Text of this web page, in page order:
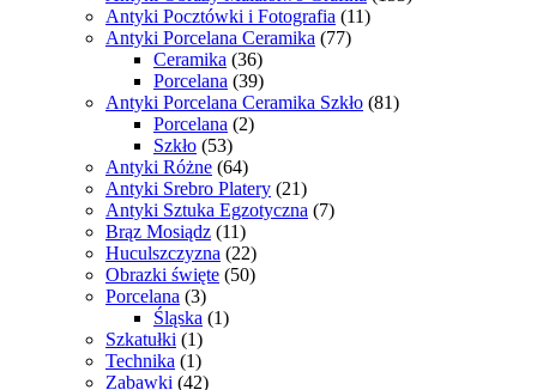
Antyki Pocztówki i Fotografia (11)
Antyki Porcelana Ceramika (77)
Ceramika (36)
Porcelana (39)
Antyki Porcelana Ceramika Szkło (81)
Porcelana (2)
Szkło (53)
Antyki Różne (64)
Antyki Srebro Platery (21)
Antyki Sztuka Egzotyczna (7)
Brąz Mosiądz (11)
Huculszczyzna (22)
Obrazki święte (50)
Porcelana (3)
Śląska (1)
Szkatułki (1)
Technika (1)
Zabawki (42)